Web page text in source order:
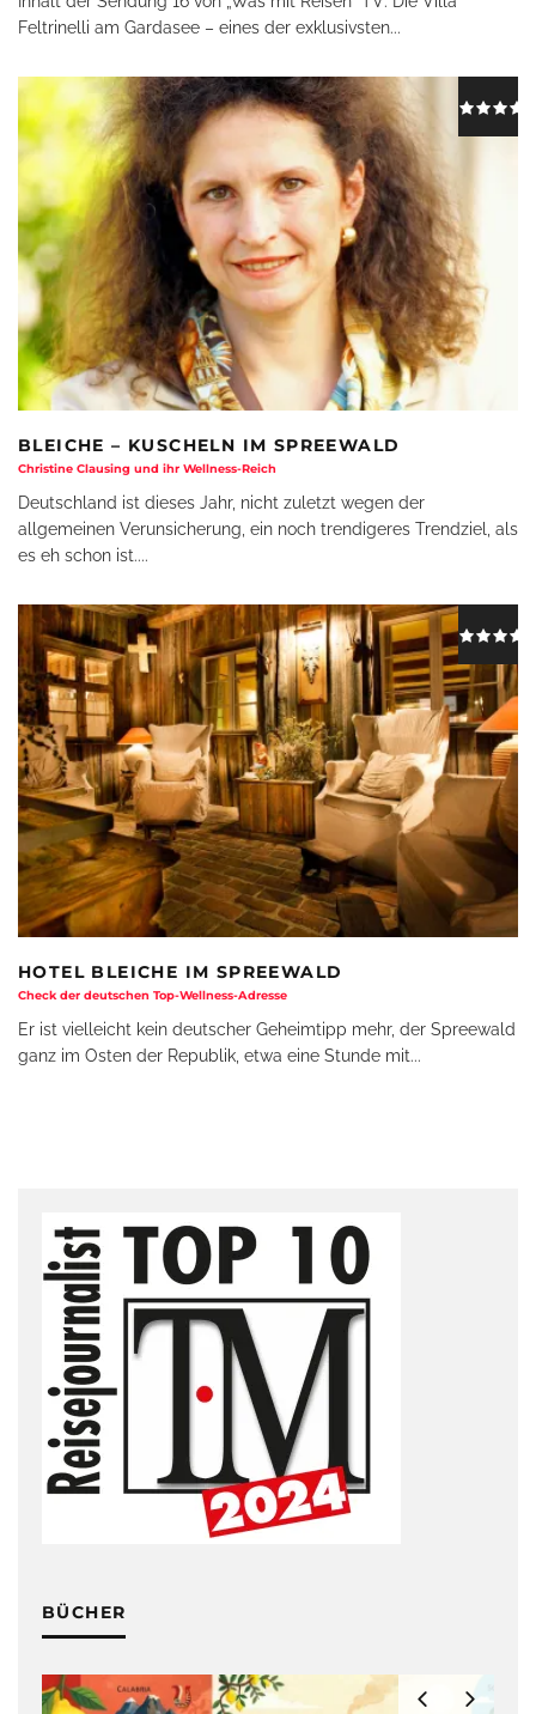
Feltrinelli am Gardasee – eines der exklusivsten...
BLEICHE – KUSCHELN IM SPREEWALD
Christine Clausing und ihr Wellness-Reich
Deutschland ist dieses Jahr, nicht zuletzt wegen der
allgemeinen Verunsicherung, ein noch trendigeres Trendziel, als
es eh schon ist....
HOTEL BLEICHE IM SPREEWALD
Check der deutschen Top-Wellness-Adresse
Er ist vielleicht kein deutscher Geheimtipp mehr, der Spreewald
ganz im Osten der Republik, etwa eine Stunde mit...
BÜCHER